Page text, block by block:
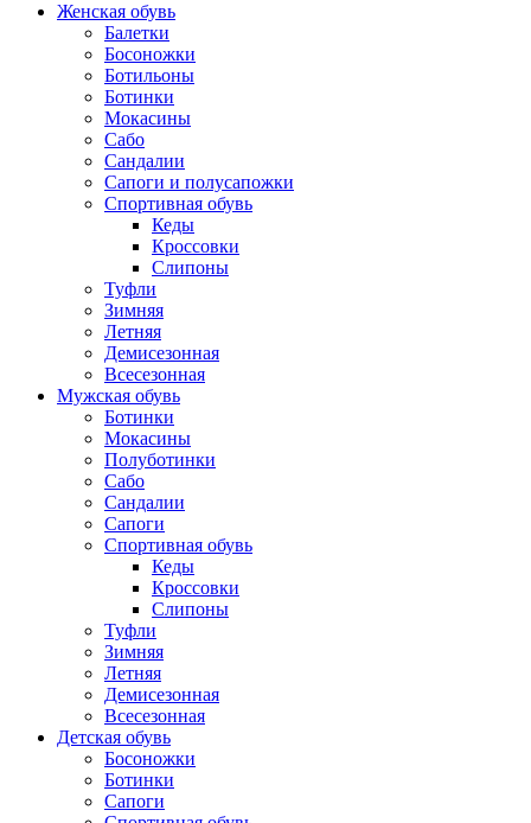
Женская обувь
Балетки
Босоножки
Ботильоны
Ботинки
Мокасины
Сабо
Сандалии
Сапоги и полусапожки
Спортивная обувь
Кеды
Кроссовки
Слипоны
Туфли
Зимняя
Летняя
Демисезонная
Всесезонная
Мужская обувь
Ботинки
Мокасины
Полуботинки
Сабо
Сандалии
Сапоги
Спортивная обувь
Кеды
Кроссовки
Слипоны
Туфли
Зимняя
Летняя
Демисезонная
Всесезонная
Детская обувь
Босоножки
Ботинки
Сапоги